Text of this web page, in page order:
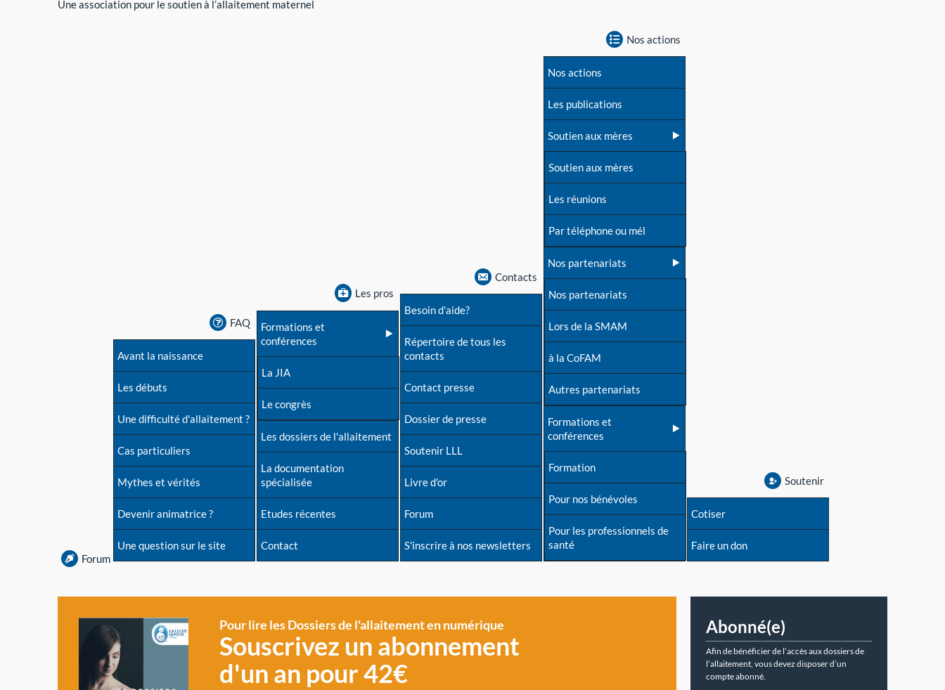
Une association pour le soutien à l’allaitement maternel
Forum
FAQ
Avant la naissance
Les débuts
Une difficulté d'allaitement ?
Cas particuliers
Mythes et vérités
Devenir animatrice ?
Une question sur le site
Les pros
Formations et
conférences
La JIA
Le congrès
Les dossiers de l'allaitement
La documentation
spécialisée
Etudes récentes
Contact
Contacts
Besoin d'aide?
Répertoire de tous les
contacts
Contact presse
Dossier de presse
Soutenir LLL
Livre d'or
Forum
S'inscrire à nos newsletters
Nos actions
Nos actions
Les publications
Soutien aux mères
Soutien aux mères
Les réunions
Par téléphone ou mél
Nos partenariats
Nos partenariats
Lors de la SMAM
à la CoFAM
Autres partenariats
Formations et
conférences
Formation
Pour nos bénévoles
Pour les professionnels de
santé
Soutenir
Cotiser
Faire un don
Pour lire les Dossiers de l'allaitement en numérique
Souscrivez un abonnement
d'un an pour 42€
Abonné(e)
Afin de bénéficier de l’accès aux dossiers de
l’allaitement, vous devez disposer d’un
compte abonné.